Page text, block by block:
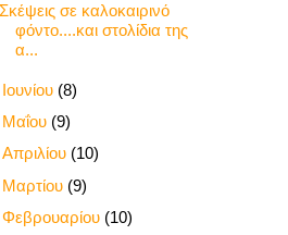
Σκέψεις σε καλοκαιρινό
φόντο....και στολίδια της
α...
Ιουνίου (8)
Μαΐου (9)
Απριλίου (10)
Μαρτίου (9)
Φεβρουαρίου (10)